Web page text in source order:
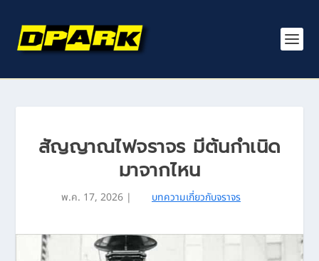
สัญญาณไฟจราจร มีต้นกำเนิด
มาจากไหน
พ.ค. 17, 2026 | บทความเกี่ยวกับจราจร